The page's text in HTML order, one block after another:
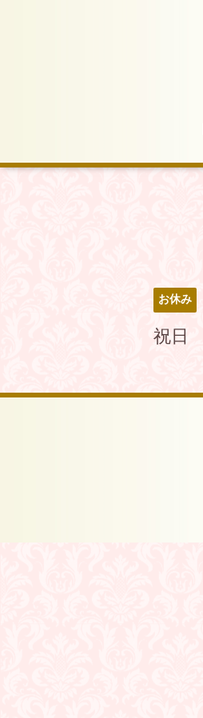
お休み
祝日